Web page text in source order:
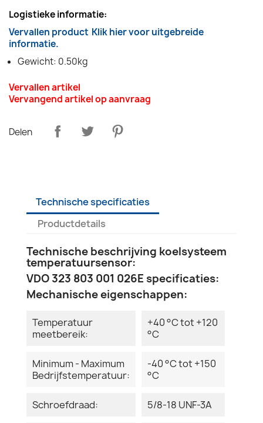
Logistieke informatie:
Vervallen product Klik hier voor uitgebreide
informatie.
Gewicht: 0.50kg
Vervallen artikel
Vervangend artikel op aanvraag
Delen
Technische specificaties
Productdetails
Technische beschrijving koelsysteem
temperatuursensor:
VDO 323 803 001 026E specificaties:
Mechanische eigenschappen:
Temperatuur
meetbereik:
+40 °C tot +120
°C
Minimum - Maximum
Bedrijfstemperatuur:
-40 °C tot +150
°C
Schroefdraad: 5/8-18 UNF-3A